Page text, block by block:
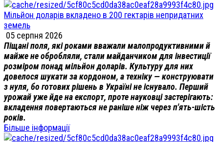
Мільйон доларів вкладено в 200 гектарів непридатних
земель
05 серпня 2026
Піщані поля, які роками вважали малопродуктивними й
майже не обробляли, стали майданчиком для інвестиції
розміром понад мільйон доларів. Культуру для них
довелося шукати за кордоном, а техніку — конструювати
з нуля, бо готових рішень в Україні не існувало. Перший
урожай уже йде на експорт, проте науковці застерігають:
вкладення повертаються не раніше ніж через п'ять-шість
років.
Більше інформації